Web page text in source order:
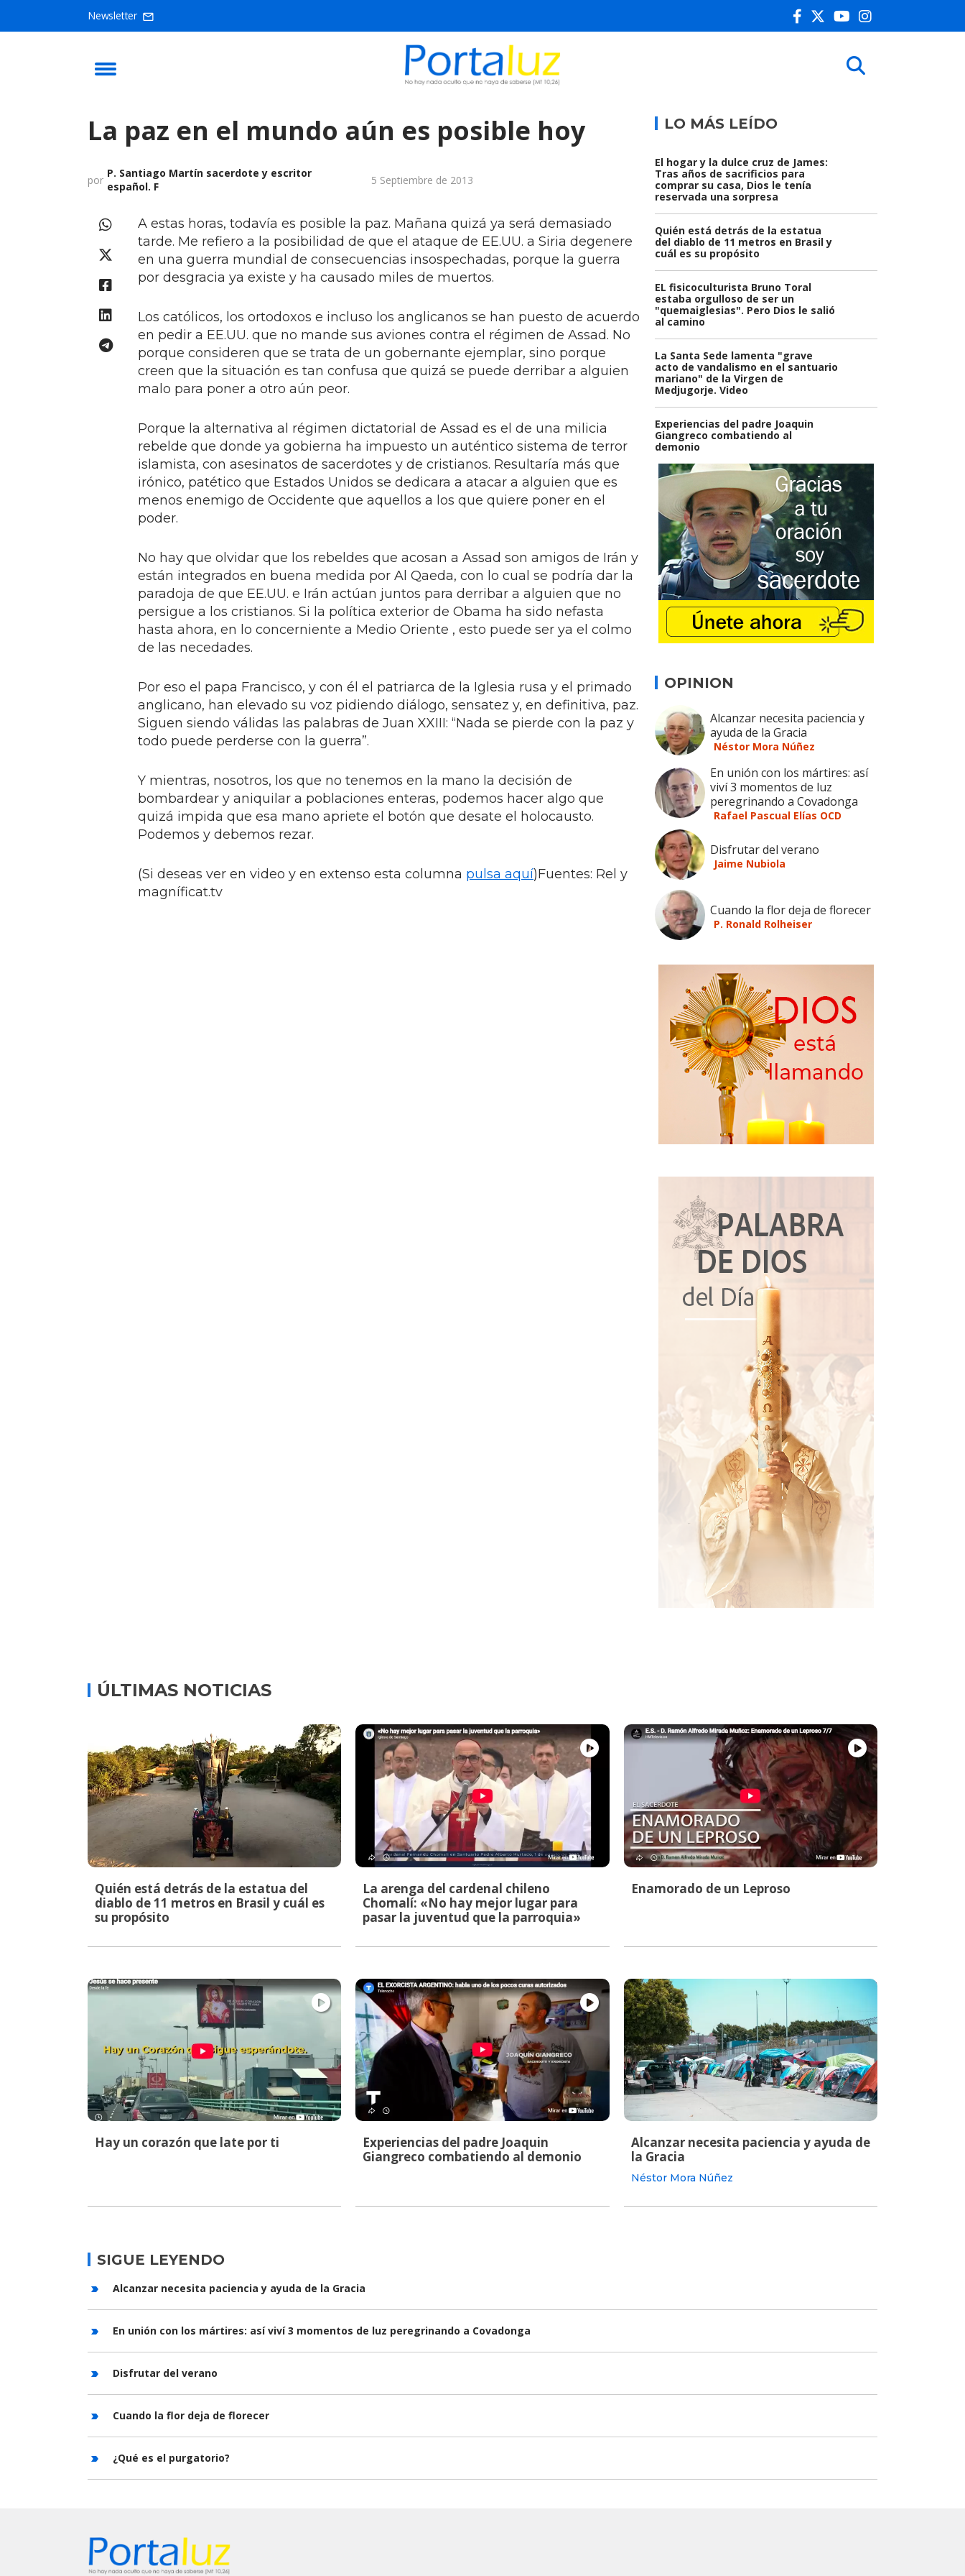
Newsletter
La paz en el mundo aún es posible hoy
por P. Santiago Martín sacerdote y escritor
español. F
5 Septiembre de 2013
A estas horas, todavía es posible la paz. Mañana quizá ya será demasiado
tarde. Me refiero a la posibilidad de que el ataque de EE.UU. a Siria degenere
en una guerra mundial de consecuencias insospechadas, porque la guerra
por desgracia ya existe y ha causado miles de muertos.
Los católicos, los ortodoxos e incluso los anglicanos se han puesto de acuerdo
en pedir a EE.UU. que no mande sus aviones contra el régimen de Assad. No
porque consideren que se trata de un gobernante ejemplar, sino porque
creen que la situación es tan confusa que quizá se puede derribar a alguien
malo para poner a otro aún peor.
Porque la alternativa al régimen dictatorial de Assad es el de una milicia
rebelde que donde ya gobierna ha impuesto un auténtico sistema de terror
islamista, con asesinatos de sacerdotes y de cristianos. Resultaría más que
irónico, patético que Estados Unidos se dedicara a atacar a alguien que es
menos enemigo de Occidente que aquellos a los que quiere poner en el
poder.
No hay que olvidar que los rebeldes que acosan a Assad son amigos de Irán y
están integrados en buena medida por Al Qaeda, con lo cual se podría dar la
paradoja de que EE.UU. e Irán actúan juntos para derribar a alguien que no
persigue a los cristianos. Si la política exterior de Obama ha sido nefasta
hasta ahora, en lo concerniente a Medio Oriente , esto puede ser ya el colmo
de las necedades.
Por eso el papa Francisco, y con él el patriarca de la Iglesia rusa y el primado
anglicano, han elevado su voz pidiendo diálogo, sensatez y, en definitiva, paz.
Siguen siendo válidas las palabras de Juan XXIII: “Nada se pierde con la paz y
todo puede perderse con la guerra”.
Y mientras, nosotros, los que no tenemos en la mano la decisión de
bombardear y aniquilar a poblaciones enteras, podemos hacer algo que
quizá impida que esa mano apriete el botón que desate el holocausto.
Podemos y debemos rezar.
(Si deseas ver en video y en extenso esta columna pulsa aquí)Fuentes: Rel y
magníficat.tv
LO MÁS LEÍDO
El hogar y la dulce cruz de James:
Tras años de sacrificios para
comprar su casa, Dios le tenía
reservada una sorpresa
Quién está detrás de la estatua
del diablo de 11 metros en Brasil y
cuál es su propósito
EL fisicoculturista Bruno Toral
estaba orgulloso de ser un
"quemaiglesias". Pero Dios le salió
al camino
La Santa Sede lamenta "grave
acto de vandalismo en el santuario
mariano" de la Virgen de
Medjugorje. Video
Experiencias del padre Joaquin
Giangreco combatiendo al
demonio
OPINION
Alcanzar necesita paciencia y
ayuda de la Gracia
Néstor Mora Núñez
En unión con los mártires: así
viví 3 momentos de luz
peregrinando a Covadonga
Rafael Pascual Elías OCD
Disfrutar del verano
Jaime Nubiola
Cuando la flor deja de florecer
P. Ronald Rolheiser
ÚLTIMAS NOTICIAS
Quién está detrás de la estatua del
diablo de 11 metros en Brasil y cuál es
su propósito
La arenga del cardenal chileno
Chomalí: «No hay mejor lugar para
pasar la juventud que la parroquia»
Enamorado de un Leproso
Hay un corazón que late por ti
Experiencias del padre Joaquin
Giangreco combatiendo al demonio
Alcanzar necesita paciencia y ayuda de
la Gracia
Néstor Mora Núñez
SIGUE LEYENDO
Alcanzar necesita paciencia y ayuda de la Gracia
En unión con los mártires: así viví 3 momentos de luz peregrinando a Covadonga
Disfrutar del verano
Cuando la flor deja de florecer
¿Qué es el purgatorio?